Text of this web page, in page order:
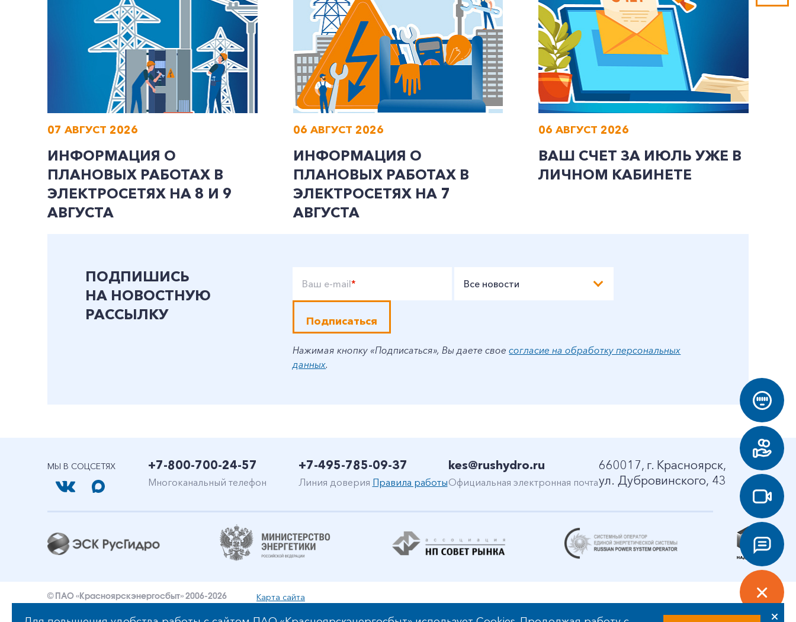
07 АВГУСТ 2026
ИНФОРМАЦИЯ О
ПЛАНОВЫХ РАБОТАХ В
ЭЛЕКТРОСЕТЯХ НА 8 И 9
АВГУСТА
06 АВГУСТ 2026
ИНФОРМАЦИЯ О
ПЛАНОВЫХ РАБОТАХ В
ЭЛЕКТРОСЕТЯХ НА 7
АВГУСТА
06 АВГУСТ 2026
ВАШ СЧЕТ ЗА ИЮЛЬ УЖЕ В
ЛИЧНОМ КАБИНЕТЕ
ПОДПИШИСЬ
НА НОВОСТНУЮ
РАССЫЛКУ
Ваш e-mail* Все новости
Подписаться
Нажимая кнопку «Подписаться», Вы даете своесогласие на обработку персональных
данных.
МЫ В СОЦСЕТЯХ +7-800-700-24-57
Многоканальный телефон
+7-495-785-09-37
Линия доверия Правила работы
kes@rushydro.ru
Официальная электронная почта
660017, г. Красноярск,
ул. Дубровинского, 43
© ПАО «Красноярскэнергосбыт» 2006-2026
Карта сайта
Уведомление об ответственности и праве интеллектуальной собственности